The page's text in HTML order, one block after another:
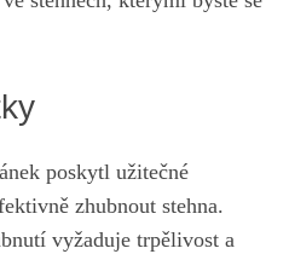
⁢poskytl užitečné
zhubnout stehna.
vyžaduje ⁣trpělivost a